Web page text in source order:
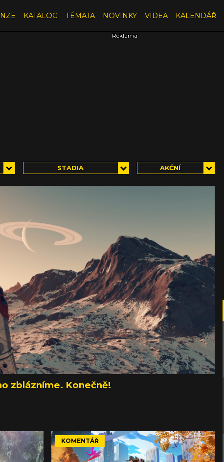
KATALOG TÉMATA NOVINKY VIDEA KALENDÁŘ
STADIA AKČNÍ
zblázníme. Konečně!
KOMENTÁŘ